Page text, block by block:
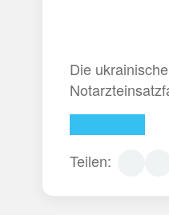
Die
Teilen: